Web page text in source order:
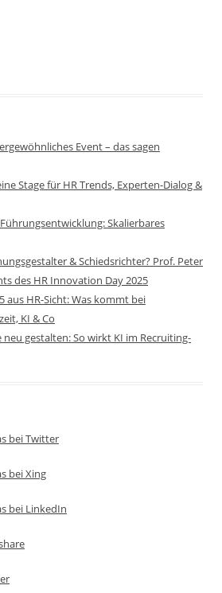
Event – das sagen
Stage für HR Trends, Experten-Dialog &
Skalierbares
& Schiedsrichter? Prof. Peter
des HR Innovation Day 2025
aus HR-Sicht: Was kommt bei
KI & Co
neu gestalten: So wirkt KI im Recruiting-
bei Twitter
bei Xing
bei LinkedIn